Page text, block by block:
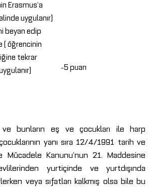
Erasmus’a
uygulanır)
beyan edip
öğrencinin
tekrar
-5 puan
ve bunların eş ve çocukları ile harp
yanı sıra 12/4/1991 tarih ve
Mücadele Kanunu’nun 21. Maddesine
yurtiçinde ve yurtdışında
veya sıfatları kalkmış olsa bile bu